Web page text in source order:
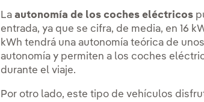
Laautonomía de los coches eléctricos
entrada, ya que se cifra, de media, en 16
kWh tendrá una autonomía teórica de
autonomía y permiten a los coches
durante el viaje.
Por otro lado, este tipo de vehículos